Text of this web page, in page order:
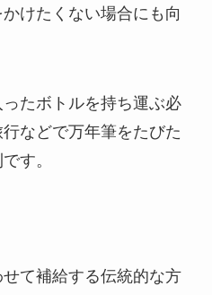
けたくない場合にも向
たボトルを持ち運ぶ必
などで万年筆をたびた
す。
て補給する伝統的な方